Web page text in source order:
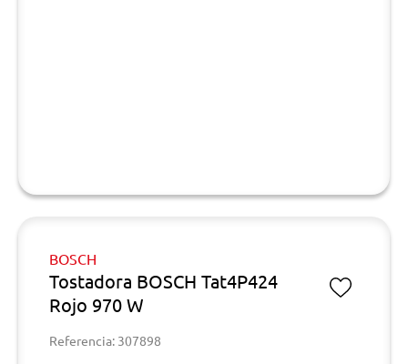
BOSCH
Tostadora BOSCH Tat4P424
Rojo 970 W
Referencia: 307898